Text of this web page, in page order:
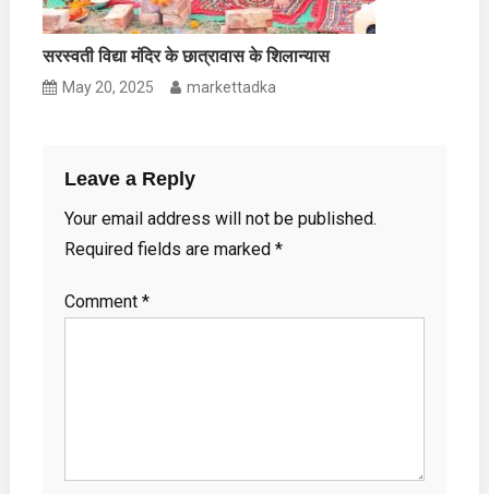
सरस्वती विद्या मंदिर के छात्रावास के शिलान्यास
May 20, 2025 markettadka
Leave a Reply
Your email address will not be published.
Required fields are marked *
Comment *